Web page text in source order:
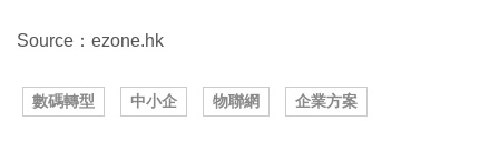
Source：ezone.hk
數碼轉型 中小企 物聯網 企業方案